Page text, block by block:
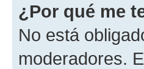
¿Por qué me
No está
moderadores.